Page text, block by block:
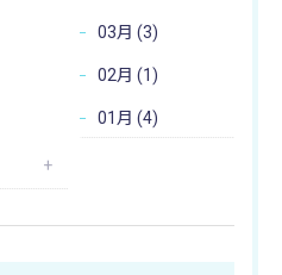
03月 (3)
02月 (1)
01月 (4)